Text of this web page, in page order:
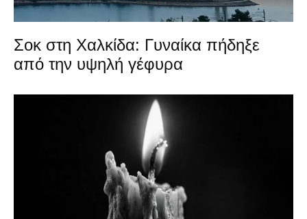
Σοκ στη Χαλκίδα: Γυναίκα πήδηξε
από την υψηλή γέφυρα